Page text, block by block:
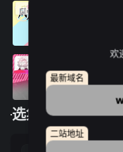
选集播放
欢
最新域名
二站地址